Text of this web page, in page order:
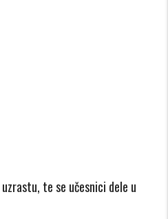
te se učesnici dele u